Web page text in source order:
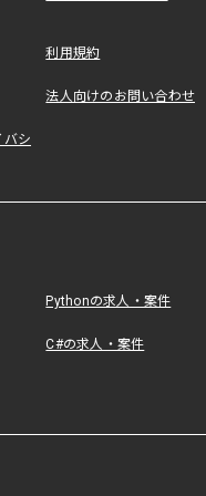
利用規約
法人向けのお問い合わせ
バシ
Pythonの求人・案件
C#の求人・案件